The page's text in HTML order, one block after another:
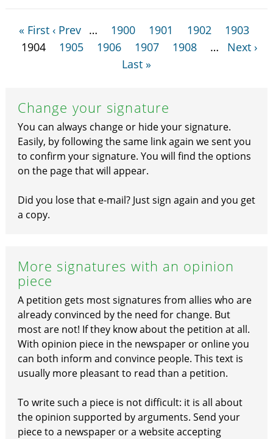
« First ‹ Prev … 1900 1901 1902
1903
1904
1905 1906 1907 1908 …
Next ›
Last »
Change your signature
You can always change or hide your signature.
Easily, by following the same link again we sent you
to confirm your signature. You will find the options
on the page that will appear.
Did you lose that e-mail? Just sign again and you get
a copy.
More signatures with an opinion
piece
A petition gets most signatures from allies who are
already convinced by the need for change. But
most are not! If they know about the petition at all.
With opinion piece in the newspaper or online you
can both inform and convince people. This text is
usually more pleasant to read than a petition.
To write such a piece is not difficult: it is all about
the opinion supported by arguments. Send your
piece to a newspaper or a website accepting